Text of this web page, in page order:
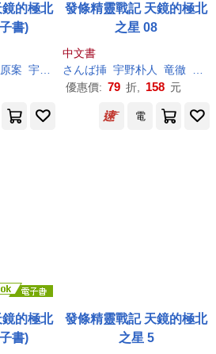
的極北
書)
案 宇野 人 /著 竜徹/插畫
K.K.
發條精靈戰記 天鏡的極北
之星 08
中文書
さんば挿 宇野朴人 竜徹
優惠價: 79 折, 158 元
電
的極北
書)
發條精靈戰記 天鏡的極北
之星 5